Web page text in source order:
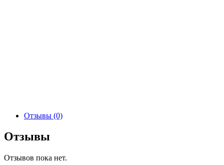
Отзывы (0)
Отзывы
Отзывов пока нет.